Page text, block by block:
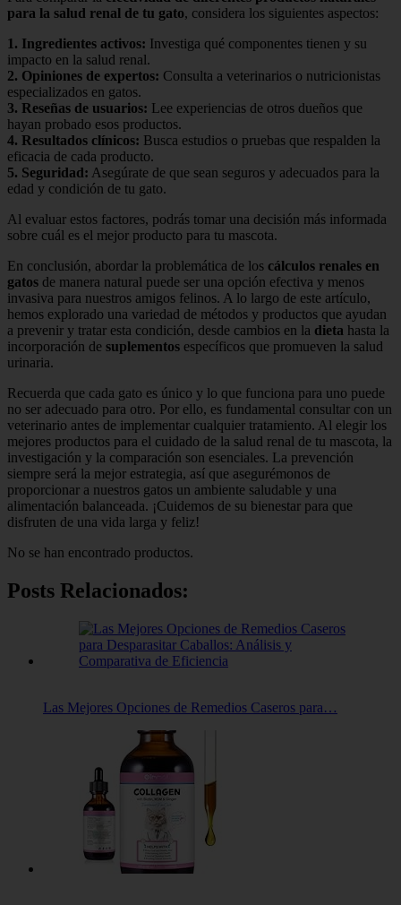
para la salud renal de tu gato, considera los siguientes aspectos:
1. Ingredientes activos: Investiga qué componentes tienen y su
impacto en la salud renal.
2. Opiniones de expertos: Consulta a veterinarios o nutricionistas
especializados en gatos.
3. Reseñas de usuarios: Lee experiencias de otros dueños que
hayan probado esos productos.
4. Resultados clínicos: Busca estudios o pruebas que respalden la
eficacia de cada producto.
5. Seguridad : Asegúrate de que sean seguros y adecuados para la
edad y condición de tu gato.
Al evaluar estos factores, podrás tomar una decisión más informada
sobre cuál es el mejor producto para tu mascota.
En conclusión, abordar la problemática de los cálculos renales en
gatos de manera natural puede ser una opción efectiva y menos
invasiva para nuestros amigos felinos. A lo largo de este artículo,
hemos explorado una variedad de métodos y productos que ayudan
a prevenir y tratar esta condición, desde cambios en la dieta hasta la
incorporación de suplementos específicos que promueven la salud
urinaria.
Recuerda que cada gato es único y lo que funciona para uno puede
no ser adecuado para otro. Por ello, es fundamental consultar con un
veterinario antes de implementar cualquier tratamiento. Al elegir los
mejores productos para el cuidado de la salud renal de tu mascota, la
investigación y la comparación son esenciales. La prevención
siempre será la mejor estrategia, así que asegurémonos de
proporcionar a nuestros gatos un ambiente saludable y una
alimentación balanceada. ¡Cuidemos de su bienestar para que
disfruten de una vida larga y feliz!
No se han encontrado productos.
Posts Relacionados:
Las Mejores Opciones de Remedios Caseros para…